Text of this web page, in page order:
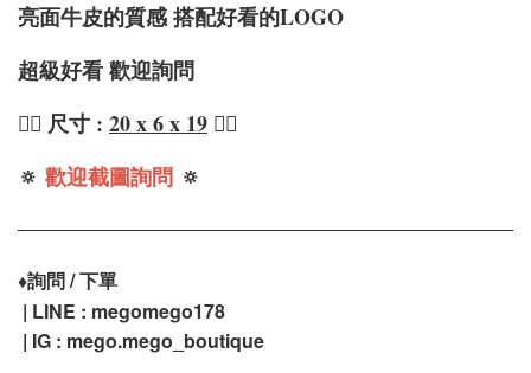
亮面牛皮的質感 搭配好看的LOGO
超級好看 歡迎詢問
❤️‍🔥 尺寸 : 20 x 6 x 19 ❤️‍🔥
🔅 歡迎截圖詢問 🔅
♦️詢問 / 下單
| LINE : megomego178
| IG : mego.mego_boutique